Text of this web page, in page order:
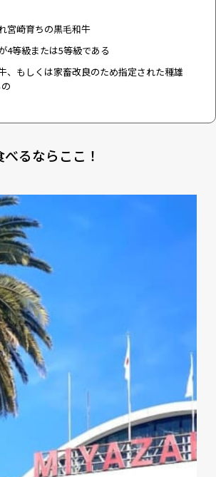
宮崎育ちの黒毛和牛
4等級または5等級である
、もしくは家畜改良のため指定された種雄
るならここ！